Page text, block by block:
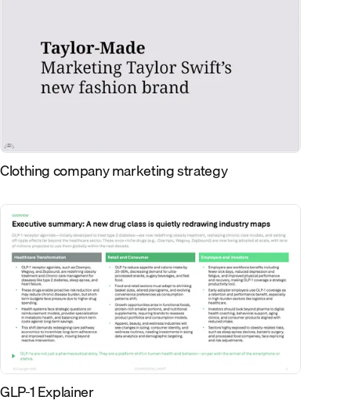
Clothing company marketing strategy
GLP-1 Explainer